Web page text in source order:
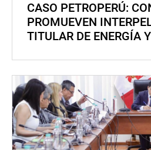
CASO PETROPERÚ:
PROMUEVEN
TITULAR DE ENERGÍA